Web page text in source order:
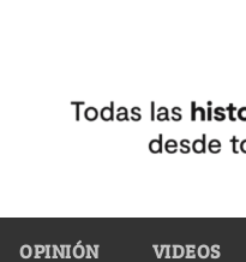
OPINIÓN VIDEOS